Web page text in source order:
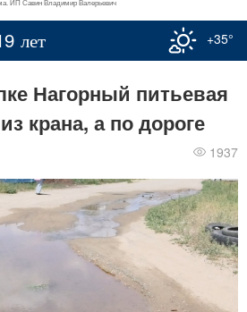
ИП Савин Владимир Валерьевич
+35°
Нагорный питьевая
крана, а по дороге
1937